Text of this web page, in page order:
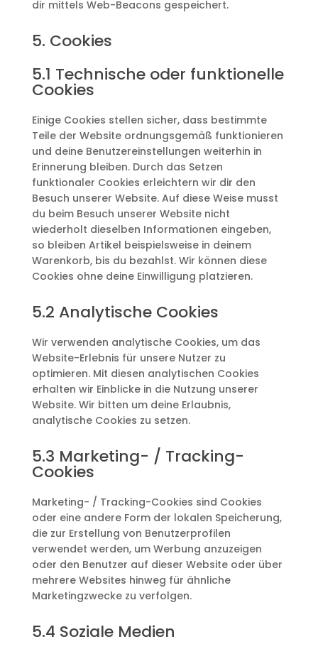
dir mittels Web-Beacons gespeichert.
5. Cookies
5.1 Technische oder funktionelle
Cookies
Einige Cookies stellen sicher, dass bestimmte
Teile der Website ordnungsgemäß funktionieren
und deine Benutzereinstellungen weiterhin in
Erinnerung bleiben. Durch das Setzen
funktionaler Cookies erleichtern wir dir den
Besuch unserer Website. Auf diese Weise musst
du beim Besuch unserer Website nicht
wiederholt dieselben Informationen eingeben,
so bleiben Artikel beispielsweise in deinem
Warenkorb, bis du bezahlst. Wir können diese
Cookies ohne deine Einwilligung platzieren.
5.2 Analytische Cookies
Wir verwenden analytische Cookies, um das
Website-Erlebnis für unsere Nutzer zu
optimieren. Mit diesen analytischen Cookies
erhalten wir Einblicke in die Nutzung unserer
Website. Wir bitten um deine Erlaubnis,
analytische Cookies zu setzen.
5.3 Marketing- / Tracking-
Cookies
Marketing- / Tracking-Cookies sind Cookies
oder eine andere Form der lokalen Speicherung,
die zur Erstellung von Benutzerprofilen
verwendet werden, um Werbung anzuzeigen
oder den Benutzer auf dieser Website oder über
mehrere Websites hinweg für ähnliche
Marketingzwecke zu verfolgen.
5.4 Soziale Medien